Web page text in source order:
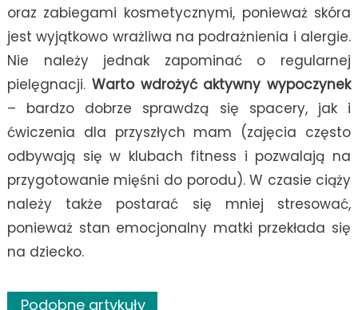
oraz zabiegami kosmetycznymi, ponieważ skóra
jest wyjątkowo wrażliwa na podrażnienia i alergie.
Nie należy jednak zapominać o regularnej
pielęgnacji. Warto wdrożyć aktywny wypoczynek
– bardzo dobrze sprawdzą się spacery, jak i
ćwiczenia dla przyszłych mam (zajęcia często
odbywają się w klubach fitness i pozwalają na
przygotowanie mięśni do porodu). W czasie ciąży
należy także postarać się mniej stresować,
ponieważ stan emocjonalny matki przekłada się
na dziecko.
Podobne artykuły